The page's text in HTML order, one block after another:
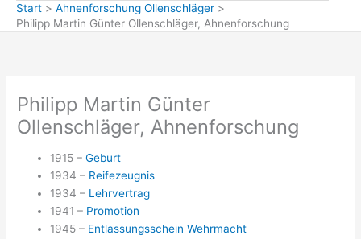
Start
Ahnenforschung Ollenschläger
Philipp Martin Günter Ollenschläger, Ahnenforschung
Philipp Martin Günter
Ollenschläger, Ahnenforschung
1915 –Geburt
1934 – Reifezeugnis
1934 – Lehrvertrag
1941 – Promotion
1945 – Entlassungsschein Wehrmacht